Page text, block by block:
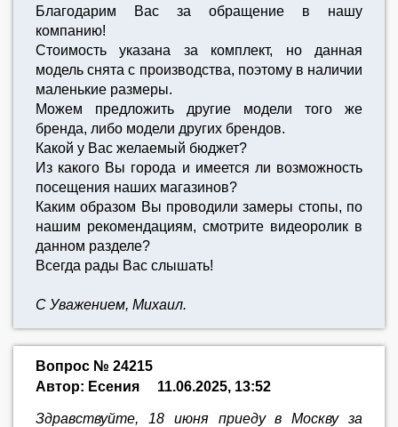
Благодарим Вас за обращение в нашу
компанию!
Стоимость указана за комплект, но данная
модель снята с производства, поэтому в наличии
маленькие размеры.
Можем предложить другие модели того же
бренда, либо модели других брендов.
Какой у Вас желаемый бюджет?
Из какого Вы города и имеется ли возможность
посещения наших магазинов?
Каким образом Вы проводили замеры стопы, по
нашим рекомендациям, смотрите видеоролик в
данном разделе?
Всегда рады Вас слышать!
С Уважением, Михаил.
Вопрос № 24215
Автор: Есения
11.06.2025, 13:52
Здравствуйте, 18 июня приеду в Москву за